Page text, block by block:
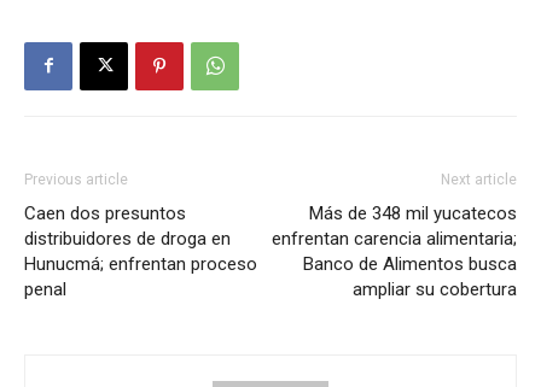
Previous article
Caen dos presuntos
distribuidores de droga en
Hunucmá; enfrentan proceso
penal
Next article
Más de 348 mil yucatecos
enfrentan carencia alimentaria;
Banco de Alimentos busca
ampliar su cobertura